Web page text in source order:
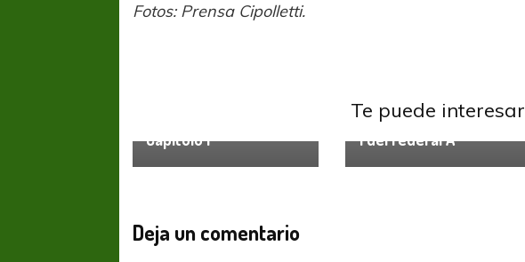
Fotos: Prensa Cipolletti.
Te puede interesar
Capítulo I
Toda la info de la Zona
1 del Federal A
Deja un comentario